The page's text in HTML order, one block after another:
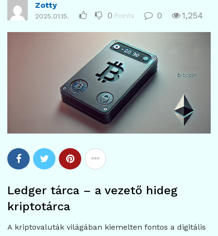
Zotty
2025.01.15. 0 Points 0 1,254
Ledger tárca – a vezető hideg
kriptotárca
A kriptovaluták világában kiemelten fontos a digitális